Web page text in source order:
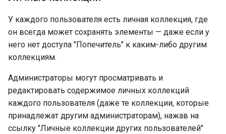
У каждого пользователя есть личная коллекция, где
он всегда может сохранять элементы — даже если у
него нет доступа "Попечитель" к каким-либо другим
коллекциям.
Администраторы могут просматривать и
редактировать содержимое личных коллекций
каждого пользователя (даже те коллекции, которые
принадлежат другим администраторам), нажав на
ссылку "Личные коллекции других пользователей"